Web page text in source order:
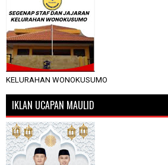
KELURAHAN WONOKUSUMO
IKLAN UCAPAN MAULID